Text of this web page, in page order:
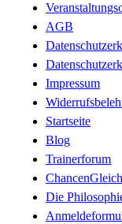
AGB
Impressum
Startseite
Blog
Trainerforum
Die